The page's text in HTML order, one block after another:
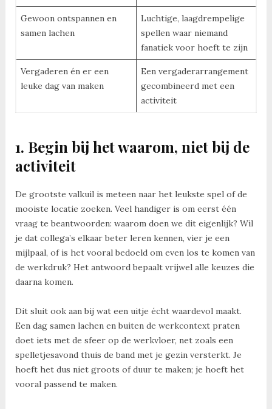
Gewoon ontspannen en
samen lachen
Luchtige, laagdrempelige
spellen waar niemand
fanatiek voor hoeft te zijn
Vergaderen én er een
leuke dag van maken
Een vergaderarrangement
gecombineerd met een
activiteit
1. Begin bij het waarom, niet bij de
activiteit
De grootste valkuil is meteen naar het leukste spel of de
mooiste locatie zoeken. Veel handiger is om eerst één
vraag te beantwoorden: waarom doen we dit eigenlijk? Wil
je dat collega’s elkaar beter leren kennen, vier je een
mijlpaal, of is het vooral bedoeld om even los te komen van
de werkdruk? Het antwoord bepaalt vrijwel alle keuzes die
daarna komen.
Dit sluit ook aan bij wat een uitje écht waardevol maakt.
Een dag samen lachen en buiten de werkcontext praten
doet iets met de sfeer op de werkvloer, net zoals een
spelletjesavond thuis de band met je gezin versterkt. Je
hoeft het dus niet groots of duur te maken; je hoeft het
vooral passend te maken.